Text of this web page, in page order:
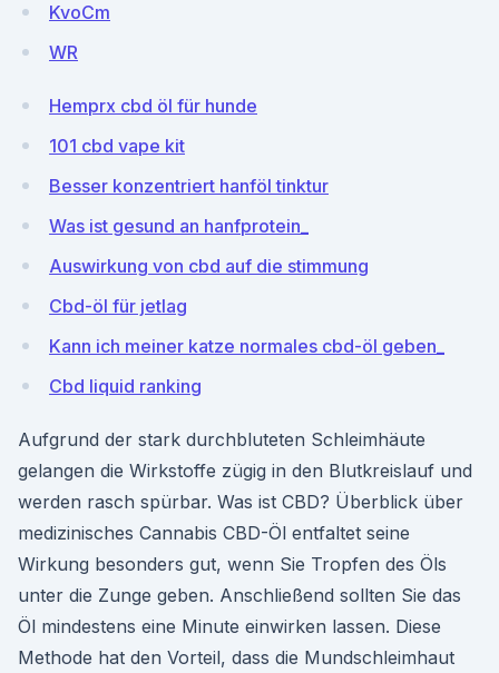
KvoCm
WR
Hemprx cbd öl für hunde
101 cbd vape kit
Besser konzentriert hanföl tinktur
Was ist gesund an hanfprotein_
Auswirkung von cbd auf die stimmung
Cbd-öl für jetlag
Kann ich meiner katze normales cbd-öl geben_
Cbd liquid ranking
Aufgrund der stark durchbluteten Schleimhäute
gelangen die Wirkstoffe zügig in den Blutkreislauf und
werden rasch spürbar. Was ist CBD? Überblick über
medizinisches Cannabis CBD-Öl entfaltet seine
Wirkung besonders gut, wenn Sie Tropfen des Öls
unter die Zunge geben. Anschließend sollten Sie das
Öl mindestens eine Minute einwirken lassen. Diese
Methode hat den Vorteil, dass die Mundschleimhaut